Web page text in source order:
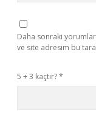
Daha sonraki
ve site adresim bu
5 + 3 kaçtır?*